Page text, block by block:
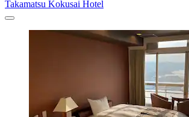
Takamatsu Kokusai Hotel